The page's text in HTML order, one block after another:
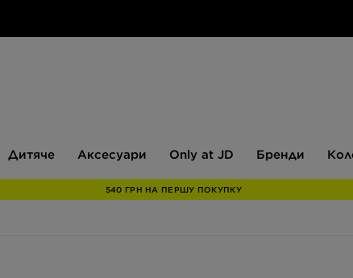
Дитяче Аксесуари
JD
Only at JD Бренди
540 ГРН НА ПЕРШУ ПОКУПКУ